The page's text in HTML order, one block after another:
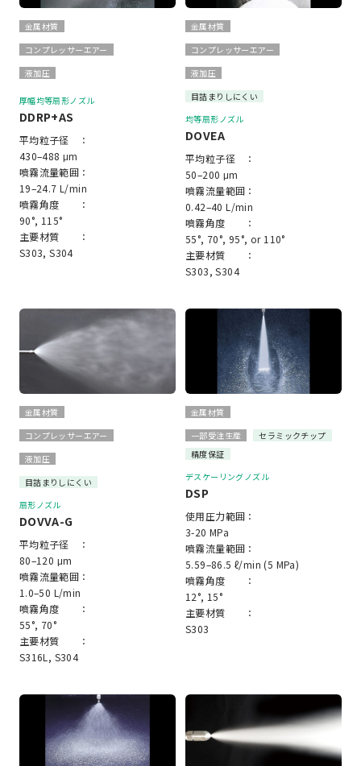
金属材質
コンプレッサーエアー
液加圧
厚幅均等扇形ノズル
DDRP+AS
平均粒子径 ：
430–488 μm
噴霧流量範囲：
19–24.7 L/min
噴霧角度 ：
90°, 115°
主要材質 ：
S303, S304
金属材質
コンプレッサーエアー
液加圧
目詰まりしにくい
均等扇形ノズル
DOVEA
平均粒子径 ：
50–200 μm
噴霧流量範囲：
0.42–40 L/min
噴霧角度 ：
55°, 70°, 95°, or 110°
主要材質 ：
S303, S304
金属材質
コンプレッサーエアー
液加圧
目詰まりしにくい
扇形ノズル
DOVVA-G
平均粒子径 ：
80–120 μm
噴霧流量範囲：
1.0–50 L/min
噴霧角度 ：
55°, 70°
主要材質 ：
S316L, S304
金属材質
一部受注生産
セラミックチップ
精度保証
デスケーリングノズル
DSP
使用圧力範囲：
3-20 MPa
噴霧流量範囲：
5.59–86.5 ℓ/min (5 MPa)
噴霧角度 ：
12°, 15°
主要材質 ：
S303